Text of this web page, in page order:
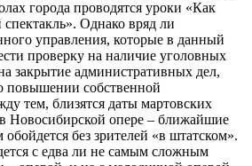
города проводятся уроки «Как
Однако вряд ли
управления, которые в данный
проверку на наличие уголовных
закрытие административных дел,
повышении собственной
тем, близятся даты мартовских
Новосибирской опере – ближайшие
без зрителей «в штатском».
с едва ли не самым сложным